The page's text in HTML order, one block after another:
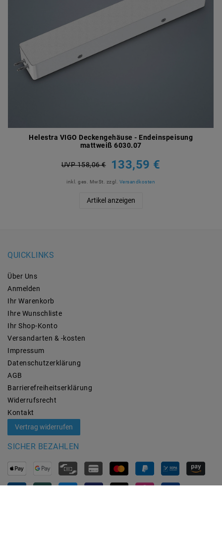
Helestra VIGO Deckengehäuse - Endeinspeisung
mattweiß 6030.07
UVP 158,06 € 133,59 €
inkl. ges. MwSt. zzgl. Versandkosten
Artikel anzeigen
QUICKLINKS
Über Uns
Anmelden
Ihr Warenkorb
Ihre Wunschliste
Ihr Shop-Konto
Versandarten & -kosten
Impressum
Daten­schutz­erklärung
AGB
Barrierefreiheitserklärung
Widerrufs­recht
Kontakt
Vertrag widerrufen
SICHER BEZAHLEN